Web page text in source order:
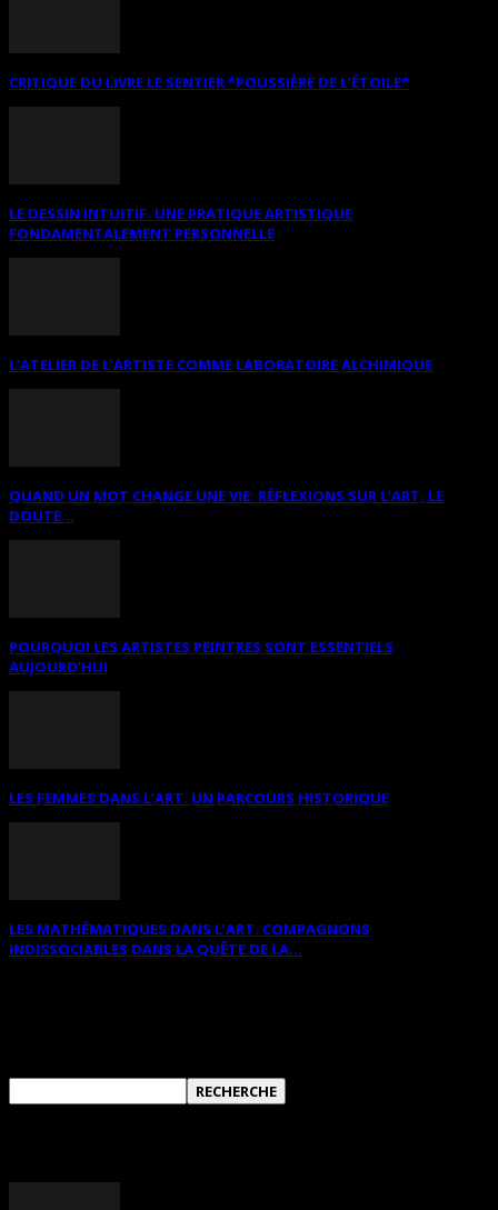
CRITIQUE DU LIVRE LE SENTIER *POUSSIÈRE DE L’ÉTOILE*
LE DESSIN INTUITIF. UNE PRATIQUE ARTISTIQUE
FONDAMENTALEMENT PERSONNELLE
L’ATELIER DE L’ARTISTE COMME LABORATOIRE ALCHIMIQUE
QUAND UN MOT CHANGE UNE VIE: RÉFLEXIONS SUR L’ART, LE
DOUTE...
POURQUOI LES ARTISTES PEINTRES SONT ESSENTIELS
AUJOURD’HUI
LES FEMMES DANS L’ART. UN PARCOURS HISTORIQUE
LES MATHÉMATIQUES DANS L’ART. COMPAGNONS
INDISSOCIABLES DANS LA QUÊTE DE LA...